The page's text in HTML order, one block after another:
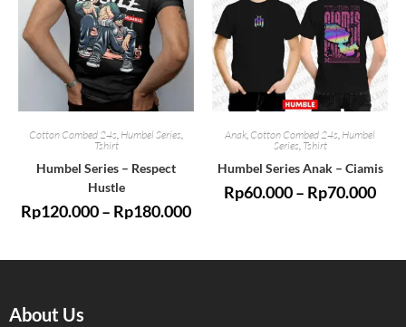
Cotton Combed 24s, Humbel Series,
Tshirt
Humbel Series – Respect
Hustle
Rp120.000– Rp180.000
Anak, Cotton Combed 24s, Humbel
Series, Tshirt
Humbel Series Anak – Ciamis
Rp60.000– Rp70.000
About Us